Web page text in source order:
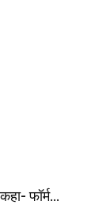
फॉर्म...